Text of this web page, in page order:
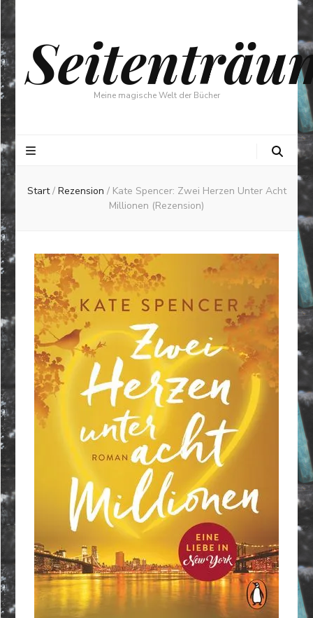
Meine magische Welt der Bücher
Start / Rezension / Kate Spencer: Zwei Herzen Unter Acht
Millionen (Rezension)